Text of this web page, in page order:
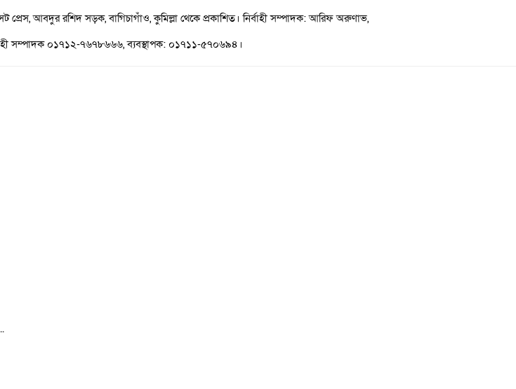
আবদুর রশিদ সড়ক, বাগিচাগাঁও, কুমিল্লা থেকে প্রকাশিত। নির্বাহী সম্পাদক: আরিফ অরুণাভ,
সম্পাদক ০১৭১২-৭৬৭৮৬৬৬, ব্যবস্থাপক: ০১৭১১-৫৭০৬৯৪।